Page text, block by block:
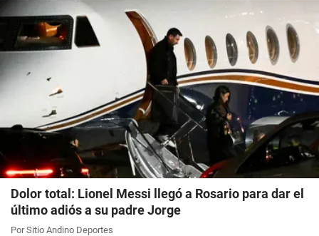
Dolor total: Lionel Messi llegó a Rosario para dar el
último adiós a su padre Jorge
Por Sitio Andino Deportes